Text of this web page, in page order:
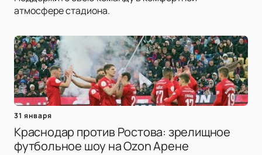
атмосфере стадиона.
31 января
Краснодар против Ростова: зрелищное
футбольное шоу на Ozon Арене